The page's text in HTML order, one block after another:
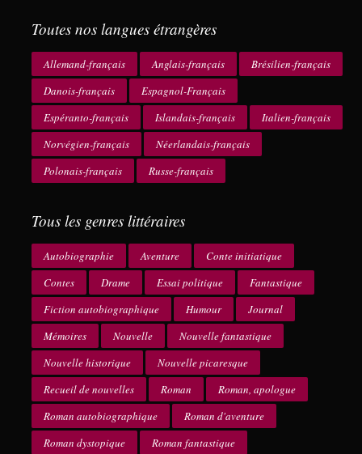
Toutes nos langues étrangères
Allemand-français Anglais-français
Brésilien-français
Danois-français
Espagnol-Français
Espéranto-français
Islandais-français
Italien-français
Norvégien-français
Néerlandais-français
Polonais-français
Russe-français
Tous les genres littéraires
Autobiographie Aventure
Conte initiatique
Contes
Drame Essai politique
Fantastique
Fiction autobiographique
Humour
Journal
Mémoires
Nouvelle
Nouvelle fantastique
Nouvelle historique
Nouvelle picaresque
Recueil de nouvelles
Roman
Roman, apologue
Roman autobiographique
Roman d'aventure
Roman dystopique
Roman fantastique